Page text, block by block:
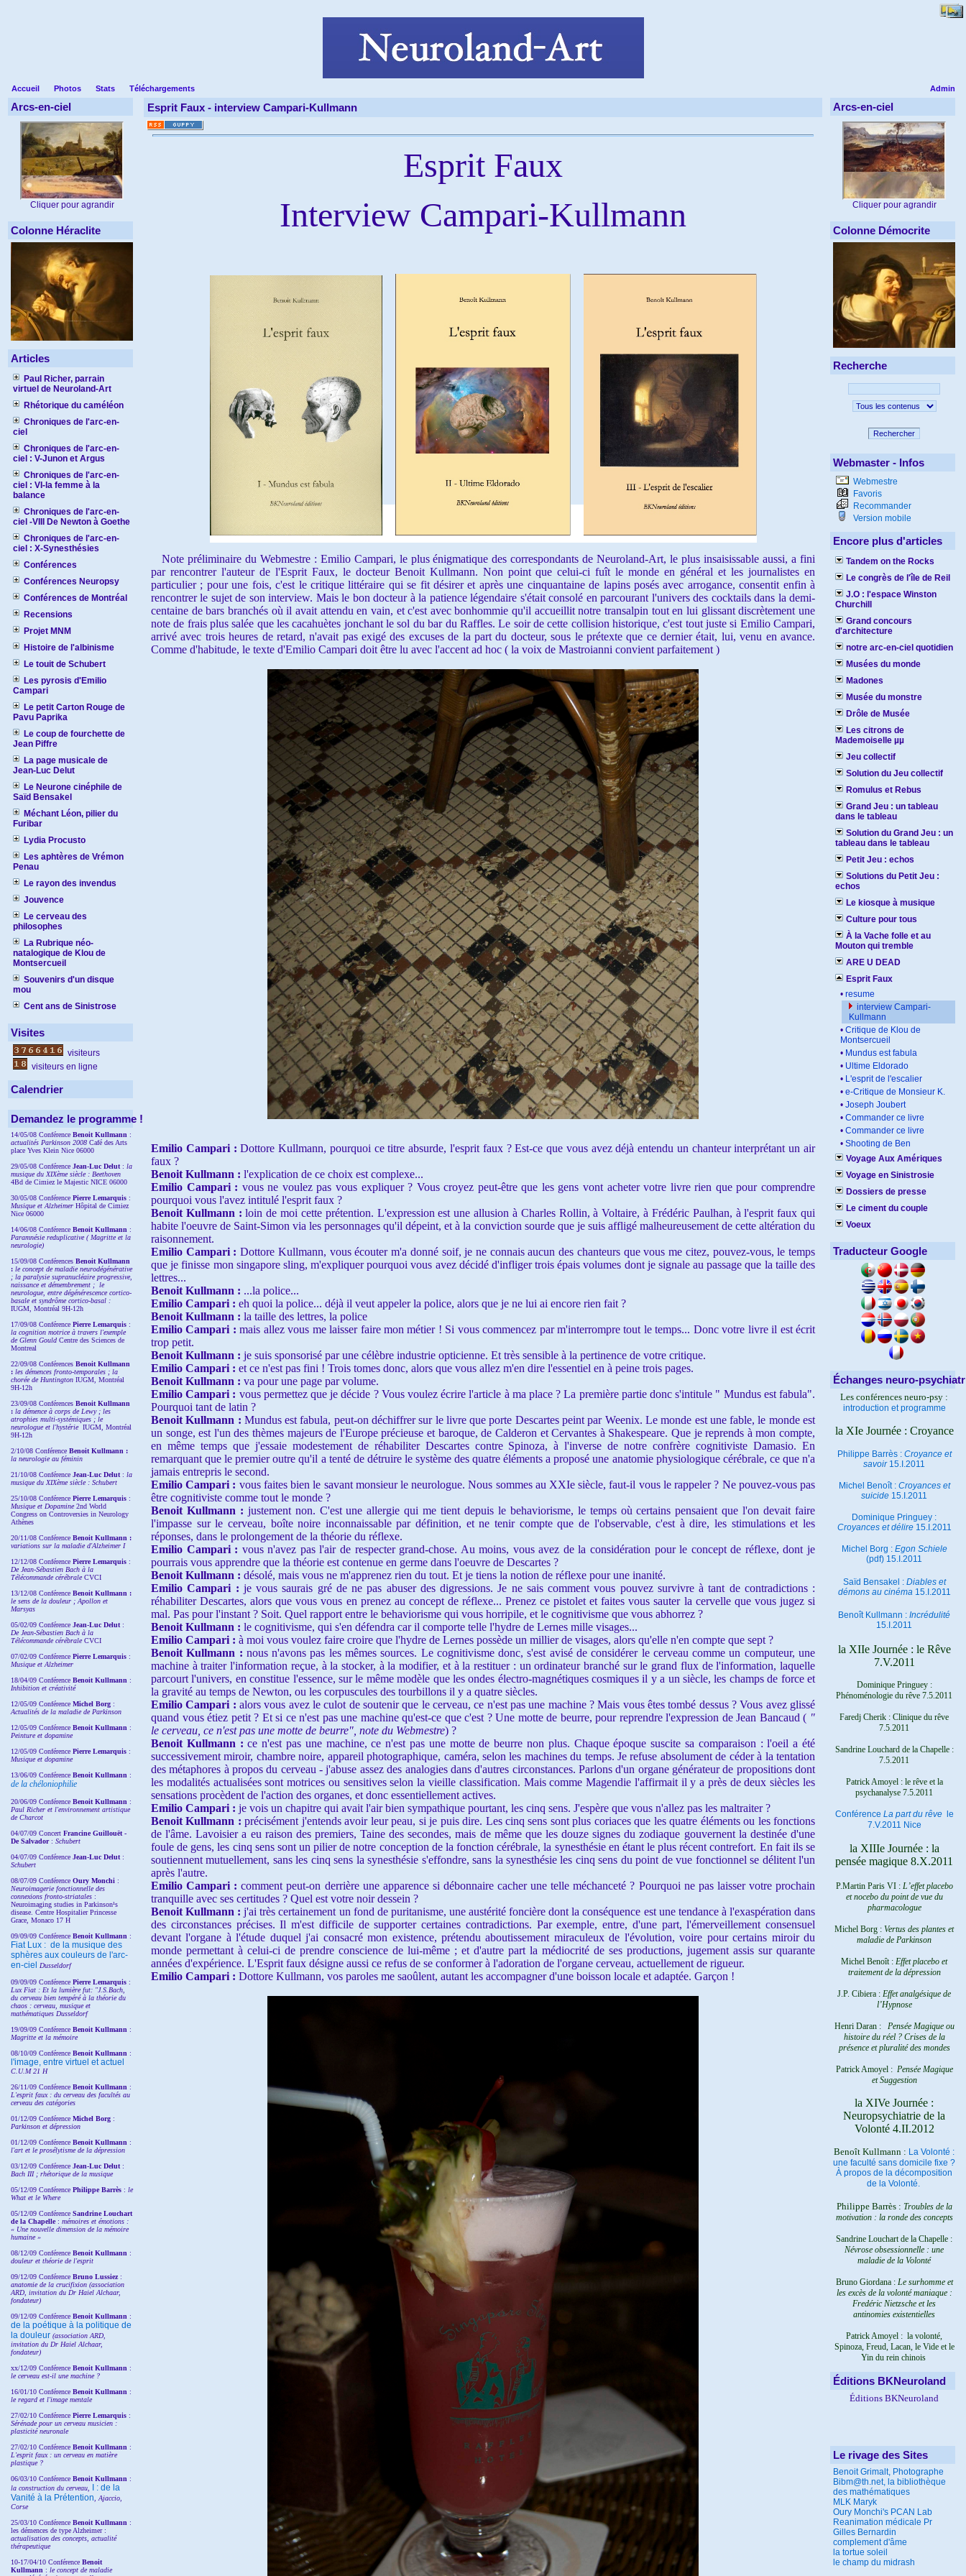
Admin
Accueil Photos Stats Téléchargements
Arcs-en-ciel
Cliquer pour agrandir
Colonne Héraclite
Articles
Paul Richer, parrain
virtuel de Neuroland-Art
Rhétorique du caméléon
Chroniques de l'arc-en-
ciel
Chroniques de l'arc-en-
ciel : V-Junon et Argus
Chroniques de l'arc-en-
ciel : VI-la femme à la
balance
Chroniques de l'arc-en-
ciel -VIII De Newton à Goethe
Chroniques de l'arc-en-
ciel : X-Synesthésies
Conférences
Conférences Neuropsy
Conférences de Montréal
Recensions
Projet MNM
Histoire de l'albinisme
Le touit de Schubert
Les pyrosis d'Emilio
Campari
Le petit Carton Rouge de
Pavu Paprika
Le coup de fourchette de
Jean Piffre
La page musicale de
Jean-Luc Delut
Le Neurone cinéphile de
Saïd Bensakel
Méchant Léon, pilier du
Furibar
Lydia Procusto
Les aphtères de Vrémon
Penau
Le rayon des invendus
Jouvence
Le cerveau des
philosophes
La Rubrique néo-
natalogique de Klou de
Montsercueil
Souvenirs d'un disque
mou
Cent ans de Sinistrose
Visites
visiteurs
visiteurs en ligne
Calendrier
Demandez le programme !
14/05/08 Conférence Benoit Kullmann :
actualités Parkinson 2008 Café des Arts
place Yves Klein Nice 06000
29/05/08 Conférence Jean-Luc Delut : la
musique du XIXème siècle : Beethoven
4Bd de Cimiez le Majestic NICE 06000
30/05/08 Conférence Pierre Lemarquis :
Musique et Alzheimer Hôpital de Cimiez
Nice 06000
14/06/08 Conférence Benoit Kullmann :
Paramnésie reduplicative ( Magritte et la
neurologie)
15/09/08 Conférences Benoit Kullmann
: le concept de maladie neurodégénérative
; la paralysie supranucléaire progressive,
naissance et démembrement ; le
neurologue, entre dégénérescence cortico-
basale et syndrôme cortico-basal :
IUGM, Montréal 9H-12h
17/09/08 Conférence Pierre Lemarquis :
la cognition motrice à travers l'exemple
de Glenn Gould Centre des Sciences de
Montreal
22/09/08 Conférences Benoit Kullmann
: les démences fronto-temporales ; la
chorée de Huntington IUGM, Montréal
9H-12h
23/09/08 Conférences Benoit Kullmann
: la démence à corps de Lewy ; les
atrophies multi-systémiques ; le
neurologue et l'hystérie IUGM, Montréal
9H-12h
2/10/08 Conférence Benoit Kullmann :
la neurologie au féminin
21/10/08 Conférence Jean-Luc Delut : la
musique du XIXème siècle : Schubert
25/10/08 Conférence Pierre Lemarquis :
Musique et Dopamine2nd World
Congress on Controversies in Neurology
Athènes
20/11/08 Conférence Benoit Kullmann :
variations sur la maladie d'Alzheimer I
12/12/08 Conférence Pierre Lemarquis :
De Jean-Sébastien Bach à la
Télécommande cérébraleCVCI
13/12/08 Conférence Benoit Kullmann :
le sens de la douleur ; Apollon et
Marsyas
05/02/09 Conférence Jean-Luc Delut :
De Jean-Sébastien Bach à la
Télécommande cérébraleCVCI
07/02/09 Conférence Pierre Lemarquis :
Musique et Alzheimer
18/04/09 Conférence Benoit Kullmann :
Inhibition et créativité
12/05/09 Conférence Michel Borg :
Actualités de la maladie de Parkinson
12/05/09 Conférence Benoit Kullmann :
Peinture et dopamine
12/05/09 Conférence Pierre Lemarquis :
Musique et dopamine
13/06/09 Conférence Benoit Kullmann :
de la chéloniophilie
20/06/09 Conférence Benoit Kullmann :
Paul Richer et l'environnement artistique
de Charcot
04/07/09 Concert Francine Guillouët -
De Salvador : Schubert
04/07/09 Conférence Jean-Luc Delut :
Schubert
08/07/09 Conférence Oury Monchi :
Neuroimagerie fonctionnelle des
connexions fronto-striatales :
Neuroimaging studies in Parkinson¹s
disease. Centre Hospitalier Princesse
Grace, Monaco 17 H
09/09/09 Conférence Benoit Kullmann :
Fiat Lux : de la musique des
sphères aux couleurs de l'arc-
en-ciel
Dusseldorf
09/09/09 Conférence Pierre Lemarquis :
Lux Fiat : Et la lumière fut: "J.S.Bach,
du cerveau bien tempéré à la théorie du
chaos : cerveau, musique et
mathématiques Dusseldorf
19/09/09 Conférence Benoit Kullmann :
Magritte et la mémoire
08/10/09 Conférence Benoit Kullmann :
l'image, entre virtuel et actuel
C.U.M 21 H
26/11/09 Conférence Benoit Kullmann :
L'esprit faux : du cerveau des facultés au
cerveau des catégories
01/12/09 Conférence Michel Borg :
Parkinson et dépression
01/12/09 Conférence Benoit Kullmann :
l'art et le prosélytisme de la dépression
03/12/09 Conférence Jean-Luc Delut :
Bach III ; rhétorique de la musique
05/12/09 Conférence Philippe Barrès : le
What et le Where
05/12/09 Conférence SandrineLouchart
de la Chapelle: mémoires et émotions :
« Une nouvelle dimension de la mémoire
humaine »
08/12/09 Conférence Benoit Kullmann :
douleur et théorie de l'esprit
09/12/09 Conférence Bruno Lussiez :
anatomie de la crucifixion (association
ARD, invitation du Dr Haiel Alchaar,
fondateur)
09/12/09 Conférence Benoit Kullmann :
de la poétique à la politique de
la douleur (association ARD,
invitation du Dr Haiel Alchaar,
fondateur)
xx/12/09 Conférence Benoit Kullmann :
le cerveau est-il une machine ?
16/01/10 Conférence Benoit Kullmann :
le regard et l'image mentale
27/02/10 Conférence Pierre Lemarquis :
Sérénade pour un cerveau musicien :
plasticité neuronale
27/02/10 Conférence Benoit Kullmann :
L'esprit faux : un cerveau en matière
plastique ?
06/03/10 Conférence Benoit Kullmann :
la construction du cerveau,
I : de la
Vanité à la Prétention , Ajaccio,
Corse
25/03/10 Conférence Benoit Kullmann :
les démences de type Alzheimer :
actualisation des concepts, actualité
thérapeutique
10-17/04/10 Conférence Benoit
Kullmann : le concept de maladie
Esprit Faux - interview Campari-Kullmann
Esprit Faux
Interview Campari-Kullmann
Note préliminaire du Webmestre : Emilio Campari, le plus énigmatique des correspondants de Neuroland-Art, le plus insaisissable aussi, a fini
par rencontrer l'auteur de l'Esprit Faux, le docteur Benoit Kullmann. Non point que celui-ci fuît le monde en général et les journalistes en
particulier ; pour une fois, c'est le critique littéraire qui se fit désirer et après une cinquantaine de lapins posés avec arrogance, consentit enfin à
rencontrer le sujet de son interview. Mais le bon docteur à la patience légendaire s'était consolé en parcourant l'univers des cocktails dans la demi-
centaine de bars branchés où il avait attendu en vain, et c'est avec bonhommie qu'il accueillit notre transalpin tout en lui glissant discrètement une
note de frais plus salée que les cacahuètes jonchant le sol du bar du Raffles. Le soir de cette collision historique, c'est tout juste si Emilio Campari,
arrivé avec trois heures de retard, n'avait pas exigé des excuses de la part du docteur, sous le prétexte que ce dernier était, lui, venu en avance.
Comme d'habitude, le texte d'Emilio Campari doit être lu avec l'accent ad hoc ( la voix de Mastroianni convient parfaitement )
Emilio Campari :Dottore Kullmann, pourquoi ce titre absurde, l'esprit faux ? Est-ce que vous avez déjà entendu un chanteur interprétant un air
faux ?
Benoit Kullmann : l'explication de ce choix est complexe...
Emilio Campari : vous ne voulez pas vous expliquer ? Vous croyez peut-être que les gens vont acheter votre livre rien que pour comprendre
pourquoi vous l'avez intitulé l'esprit faux ?
Benoit Kullmann :loin de moi cette prétention. L'expression est une allusion à Charles Rollin, à Voltaire, à Frédéric Paulhan, à l'esprit faux qui
habite l'oeuvre de Saint-Simon via les personnages qu'il dépeint, et à la conviction sourde que je suis affligé malheureusement de cette altération du
raisonnement.
Emilio Campari :Dottore Kullmann, vous écouter m'a donné soif, je ne connais aucun des chanteurs que vous me citez, pouvez-vous, le temps
que je finisse mon singapore sling, m'expliquer pourquoi vous avez décidé d'infliger trois épais volumes dont je signale au passage que la taille des
lettres...
Benoit Kullmann : ...la police...
Emilio Campari : eh quoi la police... déjà il veut appeler la police, alors que je ne lui ai encore rien fait ?
Benoit Kullmann : la taille des lettres, la police
Emilio Campari :mais allez vous me laisser faire mon métier ! Si vous commencez par m'interrompre tout le temps... Donc votre livre il est écrit
trop petit.
Benoit Kullmann : je suis sponsorisé par une célèbre industrie opticienne. Et très sensible à la pertinence de votre critique.
Emilio Campari : et ce n'est pas fini ! Trois tomes donc, alors que vous allez m'en dire l'essentiel en à peine trois pages.
Benoit Kullmann : va pour une page par volume.
Emilio Campari : vous permettez que je décide ? Vous voulez écrire l'article à ma place ? La première partie donc s'intitule " Mundus est fabula".
Pourquoi tant de latin ?
Benoit Kullmann : Mundus est fabula, peut-on déchiffrer sur le livre que porte Descartes peint par Weenix. Le monde est une fable, le monde est
un songe, est l'un des thèmes majeurs de l'Europe précieuse et baroque, de Calderon et Cervantes à Shakespeare. Que je reprends à mon compte,
en même temps que j'essaie modestement de réhabiliter Descartes contre Spinoza, à l'inverse de notre confrère cognitiviste Damasio. En
remarquant que le premier outre qu'il a tenté de détruire le système des quatre éléments a proposé une anatomie physiologique cérébrale, ce que n'a
jamais entrepris le second.
Emilio Campari : vous faites bien le savant monsieur le neurologue. Nous sommes au XXIe siècle, faut-il vous le rappeler ? Ne pouvez-vous pas
être cognitiviste comme tout le monde ?
Benoit Kullmann : justement non. C'est une allergie qui me tient depuis le behaviorisme, le temps où certains pensaient que l'on devait faire
l'impasse sur le cerveau, boîte noire inconnaissable par définition, et ne tenir compte que de l'observable, c'est à dire, les stimulations et les
réponses, dans le prolongement de la théorie du réflexe.
Emilio Campari : vous n'avez pas l'air de respecter grand-chose. Au moins, vous avez de la considération pour le concept de réflexe, dont je
pourrais vous apprendre que la théorie est contenue en germe dans l'oeuvre de Descartes ?
Benoit Kullmann : désolé, mais vous ne m'apprenez rien du tout. Et je tiens la notion de réflexe pour une inanité.
Emilio Campari : je vous saurais gré de ne pas abuser des digressions. Je ne sais comment vous pouvez survivre à tant de contradictions :
réhabiliter Descartes, alors que vous vous en prenez au concept de réflexe... Prenez ce pistolet et faites vous sauter la cervelle que vous jugez si
mal. Pas pour l'instant ? Soit. Quel rapport entre le behaviorisme qui vous horripile, et le cognitivisme que vous abhorrez ?
Benoit Kullmann : le cognitivisme, qui s'en défendra car il comporte telle l'hydre de Lernes mille visages...
Emilio Campari : à moi vous voulez faire croire que l'hydre de Lernes possède un millier de visages, alors qu'elle n'en compte que sept ?
Benoit Kullmann : nous n'avons pas les mêmes sources. Le cognitivisme donc, s'est avisé de considérer le cerveau comme un computeur, une
machine à traiter l'information reçue, à la stocker, à la modifier, et à la restituer : un ordinateur branché sur le grand flux de l'information, laquelle
parcourt l'univers, en constitue l'essence, sur le même modèle que les ondes électro-magnétiques cosmiques il y a un siècle, les champs de force et
la gravité au temps de Newton, ou les corpuscules des tourbillons il y a quatre siècles.
Emilio Campari : alors vous avez le culot de soutenir que le cerveau, ce n'est pas une machine ? Mais vous êtes tombé dessus ? Vous avez glissé
quand vous étiez petit ? Et si ce n'est pas une machine qu'est-ce que c'est ? Une motte de beurre, pour reprendre l'expression de Jean Bancaud ( "
le cerveau, ce n'est pas une motte de beurre", note du Webmestre) ?
Benoit Kullmann :ce n'est pas une machine, ce n'est pas une motte de beurre non plus. Chaque époque suscite sa comparaison : l'oeil a été
successivement miroir, chambre noire, appareil photographique, caméra, selon les machines du temps. Je refuse absolument de céder à la tentation
des métaphores à propos du cerveau - j'abuse assez des analogies dans d'autres circonstances. Parlons d'un organe générateur de propositions dont
les modalités actualisées sont motrices ou sensitives selon la vieille classification. Mais comme Magendie l'affirmait il y a près de deux siècles les
sensations procèdent de l'action des organes, et donc essentiellement actives.
Emilio Campari : je vois un chapitre qui avait l'air bien sympathique pourtant, les cinq sens. J'espère que vous n'allez pas les maltraiter ?
Benoit Kullmann :précisément j'entends avoir leur peau, si je puis dire. Les cinq sens sont plus coriaces que les quatre éléments ou les fonctions
de l'âme. Lavoisier a eu raison des premiers, Taine des secondes, mais de même que les douze signes du zodiaque gouvernent la destinée d'une
foule de gens, les cinq sens sont un pilier de notre conception de la fonction cérébrale, la synesthésie en étant le plus récent contrefort. En fait ils se
soutiennent mutuellement, sans les cinq sens la synesthésie s'effondre, sans la synesthésie les cinq sens du point de vue fonctionnel se délitent l'un
après l'autre.
Emilio Campari :comment peut-on derrière une apparence si débonnaire cacher une telle méchanceté ? Pourquoi ne pas laisser votre prochain
tranquille avec ses certitudes ? Quel est votre noir dessein ?
Benoit Kullmann :j'ai très certainement un fond de puritanisme, une austérité foncière dont la conséquence est une tendance à l'exaspération dans
des circonstances précises. Il m'est difficile de supporter certaines contradictions. Par exemple, entre, d'une part, l'émerveillement consensuel
devant l'organe à l'étude duquelj'ai consacré mon existence, prétendu aboutissement miraculeux de l'évolution, voire pour certains miroir du
monde permettant à celui-ci de prendre conscience de lui-même ; et d'autre part la médiocrité de ses productions, jugement assis sur quarante
années d'expérience. L'Esprit faux désigne aussi ce refus de se conformer à l'adoration de l'organe cerveau, actuellement de rigueur.
Emilio Campari : Dottore Kullmann, vos paroles me saoûlent, autant les accompagner d'une boisson locale et adaptée. Garçon !
Arcs-en-ciel
Cliquer pour agrandir
Colonne Démocrite
Recherche
Rechercher
Webmaster - Infos
Webmestre
Favoris
Recommander
Version mobile
Encore plus d'articles
Tandem on the Rocks
Le congrès de l'île de Reil
J.O : l'espace Winston
Churchill
Grand concours
d'architecture
notre arc-en-ciel quotidien
Musées du monde
Madones
Musée du monstre
Drôle de Musée
Les citrons de
Mademoiselle µµ
Jeu collectif
Solution du Jeu collectif
Romulus et Rebus
Grand Jeu : un tableau
dans le tableau
Solution du Grand Jeu : un
tableau dans le tableau
Petit Jeu : echos
Solutions du Petit Jeu :
echos
Le kiosque à musique
Culture pour tous
À la Vache folle et au
Mouton qui tremble
ARE U DEAD
Esprit Faux
• resume
interview Campari-
Kullmann
• Critique de Klou de
Montsercueil
• Mundus est fabula
• Ultime Eldorado
• L'esprit de l'escalier
• e-Critique de Monsieur K.
• Joseph Joubert
• Commander ce livre
• Commander ce livre
• Shooting de Ben
Voyage Aux Amériques
Voyage en Sinistrosie
Dossiers de presse
Le ciment du couple
Voeux
Traducteur Google
Échanges neuro-
Les conférences neuro-psy :
introduction et programme
la XIe Journée : Croyance
Philippe Barrès : Croyance et
savoir15.I.2011
Michel Benoît : Croyances et
suicide 15.I.2011
Dominique Pringuey :
Croyances et délire15.I.2011
Michel Borg : Egon Schiele
(pdf) 15.I.2011
Saïd Bensakel : Diables et
démons au cinéma 15.I.2011
Benoît Kullmann : Incrédulité
15.I.2011
la XIIe Journée : le Rêve
7.V.2011
Dominique Pringuey :
Phénoménologie du rêve 7.5.2011
Faredj Cherik : Clinique du rêve
7.5.2011
Sandrine Louchard de la Chapelle :
7.5.2011
Patrick Amoyel : le rêve et la
psychanalyse 7.5.2011
Conférence La part du rêve
le
7.V.2011 Nice
la XIIIe Journée : la
pensée magique 8.X.2011
P.Martin Paris VI : L’effet placebo
et nocebo du point de vue du
pharmacologue
Michel Borg : Vertus des plantes et
maladie de Parkinson
Michel Benoît : Effet placebo et
traitement de la dépression
J.P. Cibiera : Effet analgésique de
l’Hypnose
Henri Daran : Pensée Magique ou
histoire du réel ?Crises de la
présence et pluralité des mondes
Patrick Amoyel : Pensée Magique
et Suggestion
la XIVe Journée :
Neuropsychiatrie de la
Volonté 4.II.2012
Benoît Kullmann : La Volonté :
une faculté sans domicile fixe ?
À propos de la décomposition
de la Volonté.
Philippe Barrès : Troubles de la
motivation : la ronde des concepts
Sandrine Louchart de la Chapelle :
Névrose obsessionnelle : une
maladie de la Volonté
Bruno Giordana : Le surhomme et
les excès de la volonté maniaque :
Fredéric Nietzsche et les
antinomies existentielles
Patrick Amoyel : la volonté,
Spinoza, Freud, Lacan, le Vide et le
Yin du rein chinois
Éditions BKNeuroland
Éditions BKNeuroland
Le rivage des Sites
Benoit Grimalt, Photographe
Bibm@th.net, la bibliothèque
des mathématiques
MLK Maryk
Oury Monchi's PCAN Lab
Reanimation médicale Pr
Gilles Bernardin
complement d'âme
la tortue soleil
le champ du midrash